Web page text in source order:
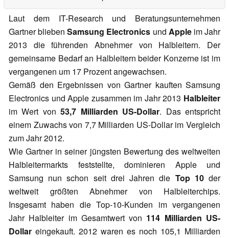
Laut dem IT-Research und Beratungsunternehmen
Gartner bliebenSamsung Electronics und Appleim Jahr
2013 die führenden Abnehmer von Halbleitern. Der
gemeinsame Bedarf an Halbleitern beider Konzerne ist im
vergangenen um 17 Prozent angewachsen.
Gemäß den Ergebnissen von Gartner kauften Samsung
Electronics und Apple zusammen im Jahr 2013 Halbleiter
im Wert von53,7 Milliarden US-Dollar. Das entspricht
einem Zuwachs von 7,7 Milliarden US-Dollar im Vergleich
zum Jahr 2012.
Wie Gartner in seiner jüngsten Bewertung des weltweiten
Halbleitermarkts feststellte, dominieren Apple und
Samsung nun schon seit drei Jahren die Top 10der
weltweit größten Abnehmer von Halbleiterchips.
Insgesamt haben die Top-10-Kunden im vergangenen
Jahr Halbleiter im Gesamtwert von 114 Milliarden US-
Dollar eingekauft. 2012 waren es noch 105,1 Milliarden